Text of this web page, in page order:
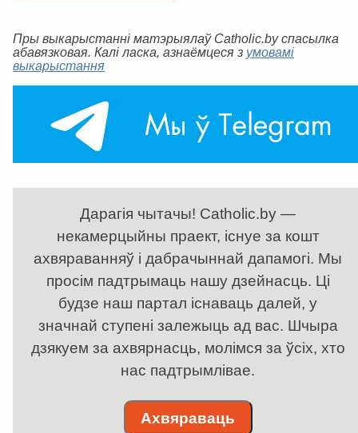
Пры выкарыстанні матэрыялаў Catholic.by спасылка
абавязковая. Калі ласка, азнаёмцеся з умовамі
выкарыстання
Дарагія чытачы! Catholic.by —
некамерцыйны праект, існуе за кошт
ахвяраванняў і дабрачыннай дапамогі. Мы
просім падтрымаць нашу дзейнасць. Ці
будзе наш партал існаваць далей, у
значнай ступені залежыць ад вас. Шчыра
дзякуем за ахвярнасць, молімся за ўсіх, хто
нас падтрымлівае.
Ахвяраваць